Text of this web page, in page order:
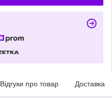
Відгуки про товар Доставка